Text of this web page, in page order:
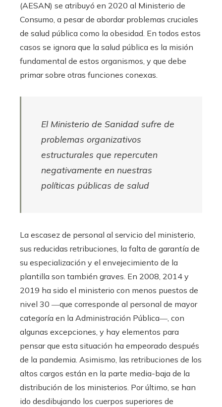
(AESAN) se atribuyó en 2020 al Ministerio de
Consumo, a pesar de abordar problemas cruciales
de salud pública como la obesidad. En todos estos
casos se ignora que la salud pública es la misión
fundamental de estos organismos, y que debe
primar sobre otras funciones conexas.
El Ministerio de Sanidad sufre de
problemas organizativos
estructurales que repercuten
negativamente en nuestras
políticas públicas de salud
La escasez de personal al servicio del ministerio,
sus reducidas retribuciones, la falta de garantía de
su especialización y el envejecimiento de la
plantilla son también graves. En 2008, 2014 y
2019 ha sido el ministerio con menos puestos de
nivel 30 ―que corresponde al personal de mayor
categoría en la Administración Pública―, con
algunas excepciones, y hay elementos para
pensar que esta situación ha empeorado después
de la pandemia. Asimismo, las retribuciones de los
altos cargos están en la parte media-baja de la
distribución de los ministerios. Por último, se han
ido desdibujando los cuerpos superiores de